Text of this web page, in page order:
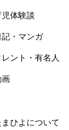
体験談
記・マンガ
レント・有名人
まひよについて